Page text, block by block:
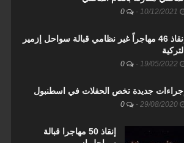
-
إنقاذ 46 مهاجراً غير نظامي قبالة سواحل إزمير
التركية
-
إجراءات جديدة تخص الحفلات في اسطنبول
-
إنقاذ 50 مهاجرا قبالة